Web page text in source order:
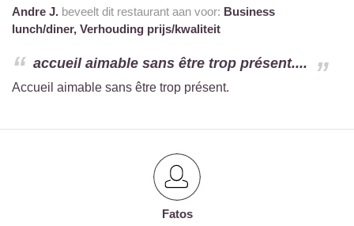
Andre J. beveelt dit restaurant aan voor: Business
lunch/diner, Verhouding prijs/kwaliteit
accueil aimable sans être trop présent....
Accueil aimable sans être trop présent.
Fatos